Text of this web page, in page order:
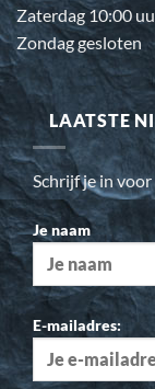
Zaterdag 10:00
Zondag gesloten
LAATSTE
Schrijf je in
Je naam
E-mailadres: